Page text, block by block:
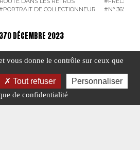
DE COLLECTIONNEUR
#N° 365
DÉCEMBRE 2023
vous donne le contrôle sur ceux que
Tout refuser Personnaliser
de confidentialité